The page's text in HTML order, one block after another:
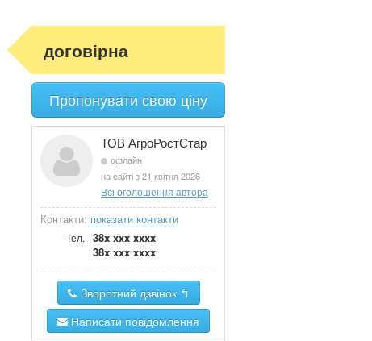
договірна
Пропонувати свою ціну
ТОВ АгроРостСтар
офлайн
на сайті з 21 квітня 2026
Всі оголошення автора
Контакти: показати контакти
Тел.
38x xxx xxxx
38x xxx xxxx
Зворотний дзвінок ↰
Написати повідомлення